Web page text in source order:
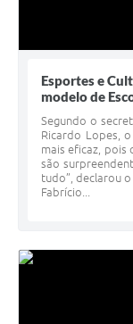
Esportes e
modelo de
Segundo o
Ricardo Lopes,
mais eficaz, pois
são
tudo”, declarou
Fabrício...